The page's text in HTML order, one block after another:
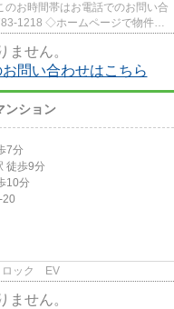
ません。
問い合わせはこちら
ンション
7分
徒歩9分
10分
20
ロック EV
ません。